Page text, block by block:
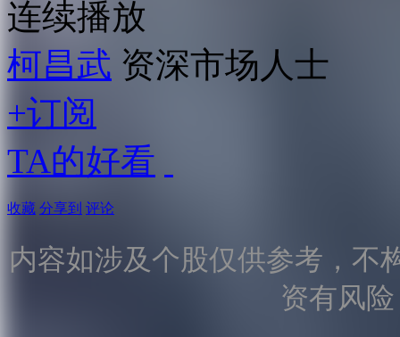
连续播放
柯昌武 资深市场人士
+订阅
TA的好看
收藏 分享到 评论
内容如涉及个股仅供参考，不
资有风